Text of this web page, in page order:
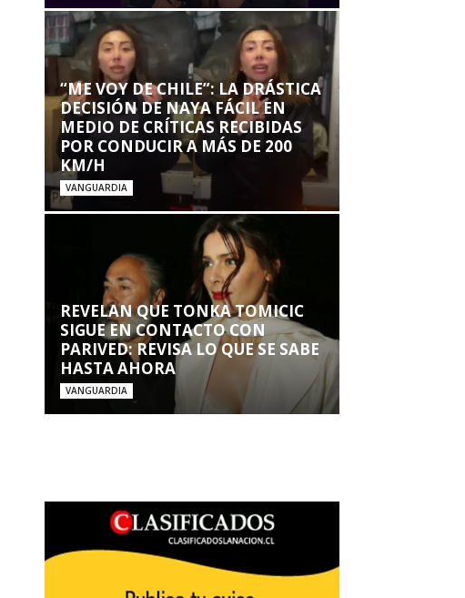
“ME VOY DE CHILE”: LA DRÁSTICA
DECISIÓN DE NAYA FÁCIL EN
MEDIO DE CRÍTICAS RECIBIDAS
POR CONDUCIR A MÁS DE 200
KM/H
VANGUARDIA
REVELAN QUE TONKA TOMICIC
SIGUE EN CONTACTO CON
PARIVED: REVISA LO QUE SE SABE
HASTA AHORA
VANGUARDIA